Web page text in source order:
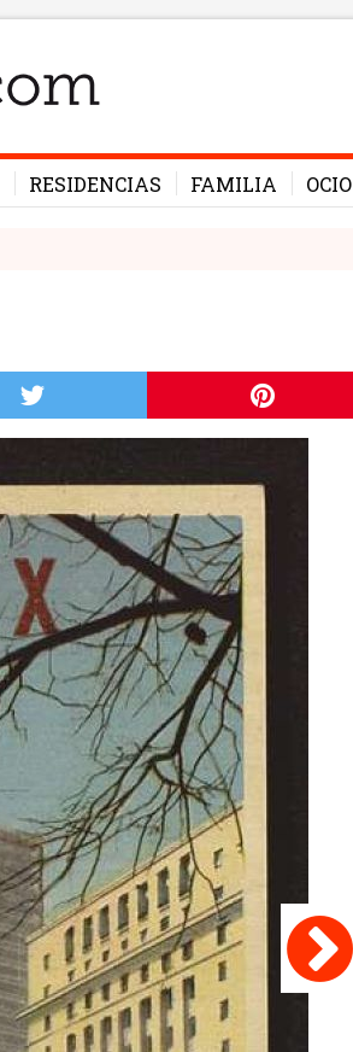
RESIDENCIAS FAMILIA OCIO